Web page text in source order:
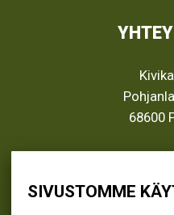
SIVUSTOMME
68600
(06)